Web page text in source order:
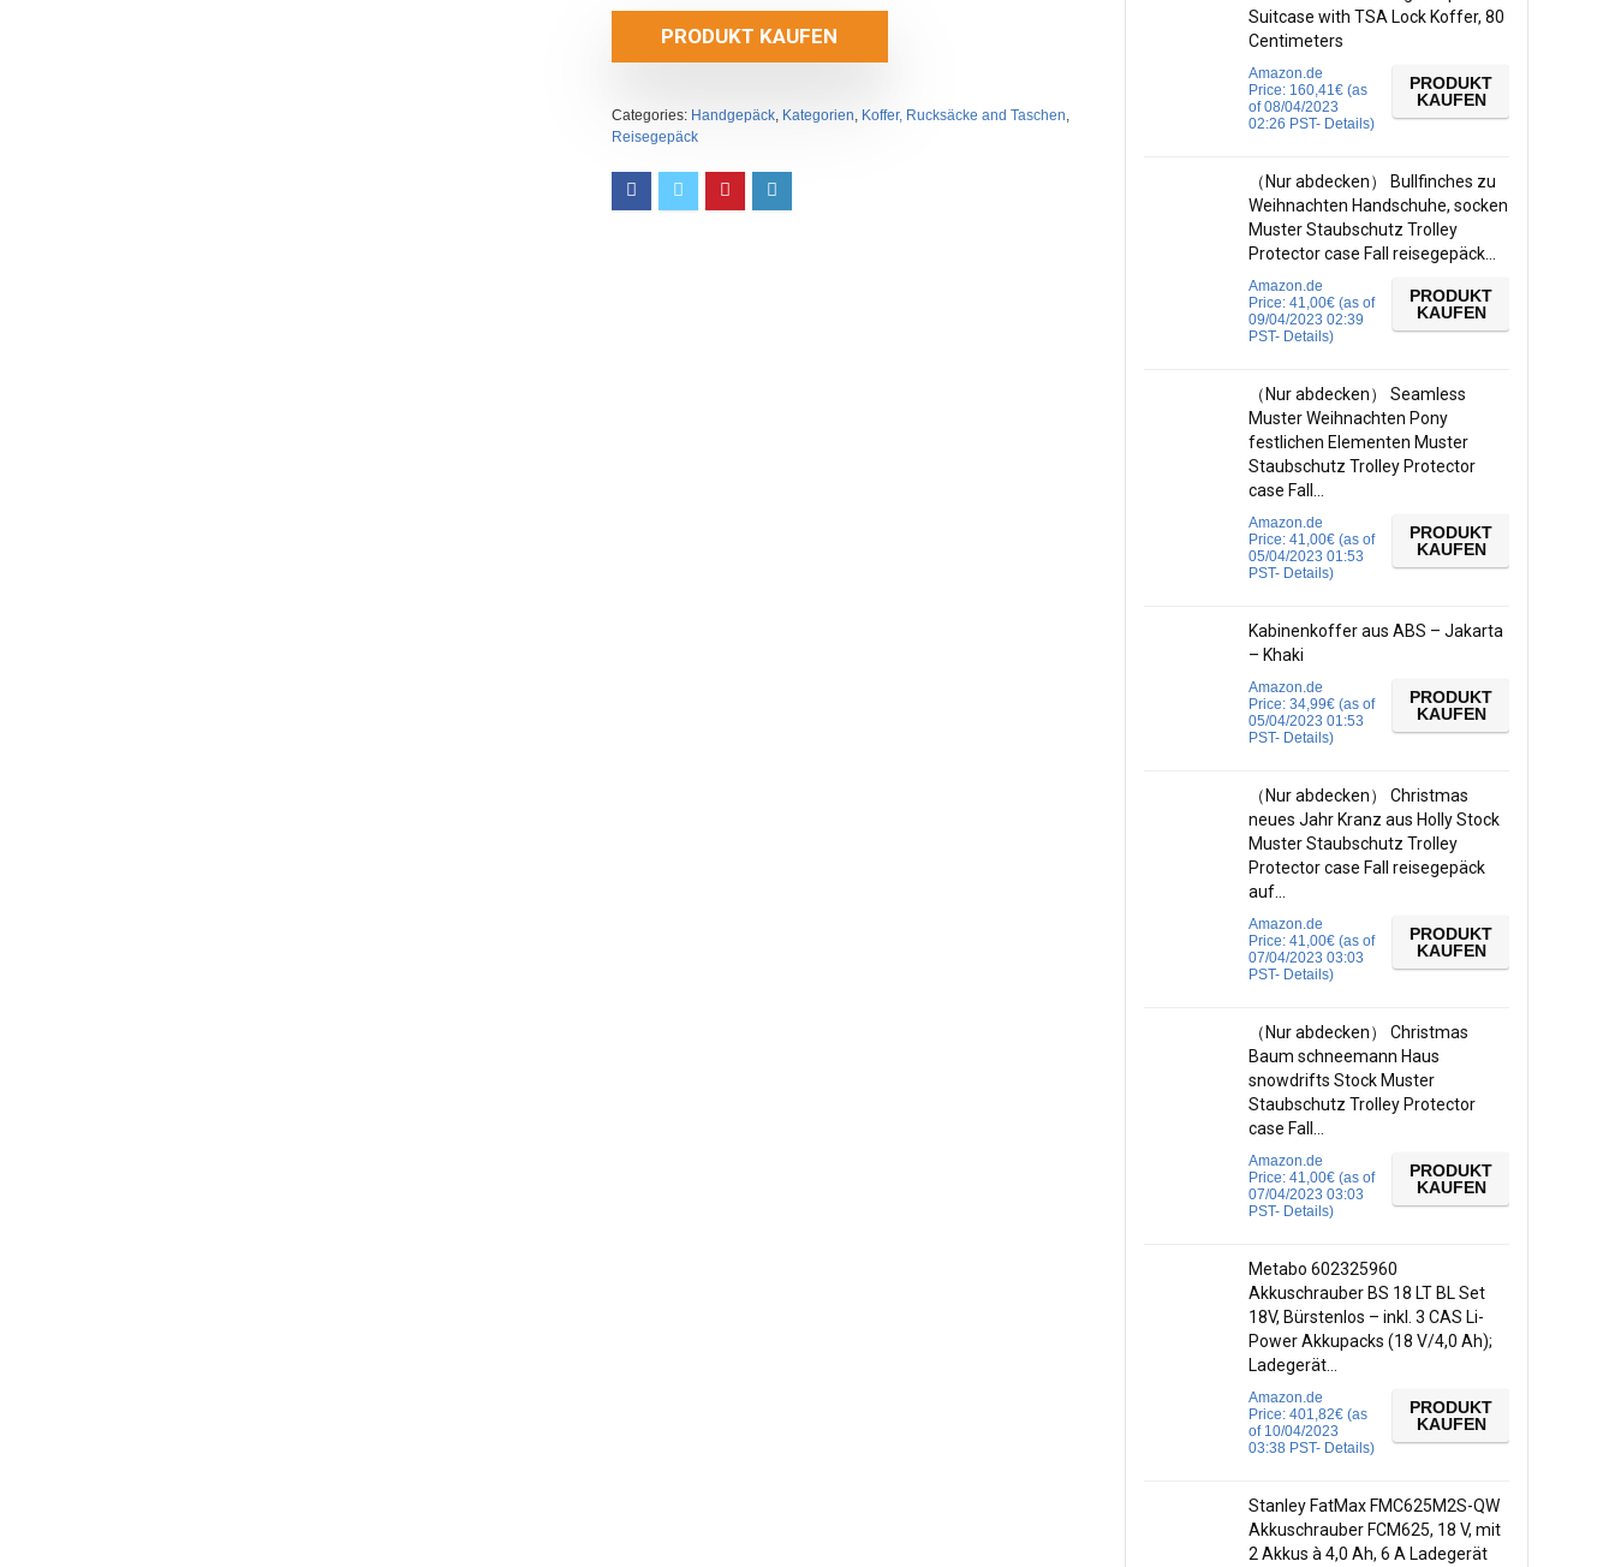
PRODUKT KAUFEN
Categories: Handgepäck, Kategorien, Koffer, Rucksäcke and Taschen,
Reisegepäck
Suitcase with TSA Lock Koffer, 80
Centimeters
Amazon.de
Price: 160,41€ (as
of 08/04/2023
02:26 PST- Details)
PRODUKT
KAUFEN
（Nur abdecken） Bullfinches zu
Weihnachten Handschuhe, socken
Muster Staubschutz Trolley
Protector case Fall reisegepäck…
Amazon.de
Price: 41,00€ (as of
09/04/2023 02:39
PST- Details)
PRODUKT
KAUFEN
（Nur abdecken） Seamless
Muster Weihnachten Pony
festlichen Elementen Muster
Staubschutz Trolley Protector
case Fall…
Amazon.de
Price: 41,00€ (as of
05/04/2023 01:53
PST- Details)
PRODUKT
KAUFEN
Kabinenkoffer aus ABS – Jakarta
– Khaki
Amazon.de
Price: 34,99€ (as of
05/04/2023 01:53
PST- Details)
PRODUKT
KAUFEN
（Nur abdecken） Christmas
neues Jahr Kranz aus Holly Stock
Muster Staubschutz Trolley
Protector case Fall reisegepäck
auf…
Amazon.de
Price: 41,00€ (as of
07/04/2023 03:03
PST- Details)
PRODUKT
KAUFEN
（Nur abdecken） Christmas
Baum schneemann Haus
snowdrifts Stock Muster
Staubschutz Trolley Protector
case Fall…
Amazon.de
Price: 41,00€ (as of
07/04/2023 03:03
PST- Details)
PRODUKT
KAUFEN
Metabo 602325960
Akkuschrauber BS 18 LT BL Set
18V, Bürstenlos – inkl. 3 CAS Li-
Power Akkupacks (18 V/4,0 Ah);
Ladegerät…
Amazon.de
Price: 401,82€ (as
of 10/04/2023
03:38 PST- Details)
PRODUKT
KAUFEN
Stanley FatMax FMC625M2S-QW
Akkuschrauber FCM625, 18 V, mit
2 Akkus à 4,0 Ah, 6 A Ladegerät